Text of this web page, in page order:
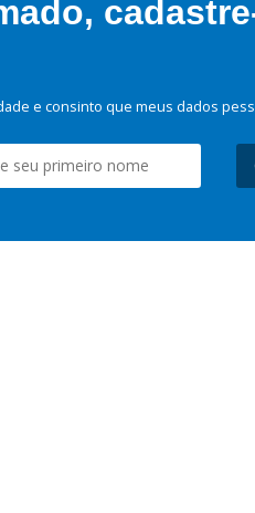
e consinto que meus dados